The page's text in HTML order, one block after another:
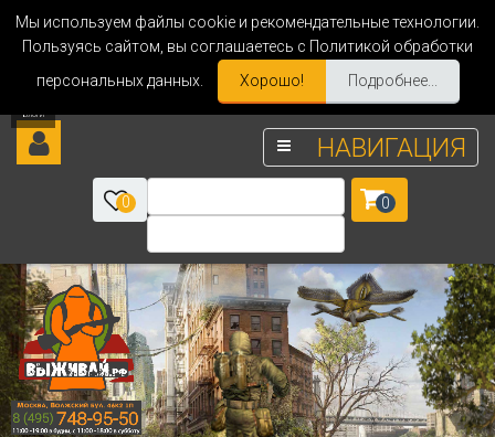
Мы используем файлы cookie и рекомендательные технологии.
Пользуясь сайтом, вы соглашаетесь с Политикой обработки
персональных данных.
Хорошо! Подробнее...
НАВИГАЦИЯ
0 0